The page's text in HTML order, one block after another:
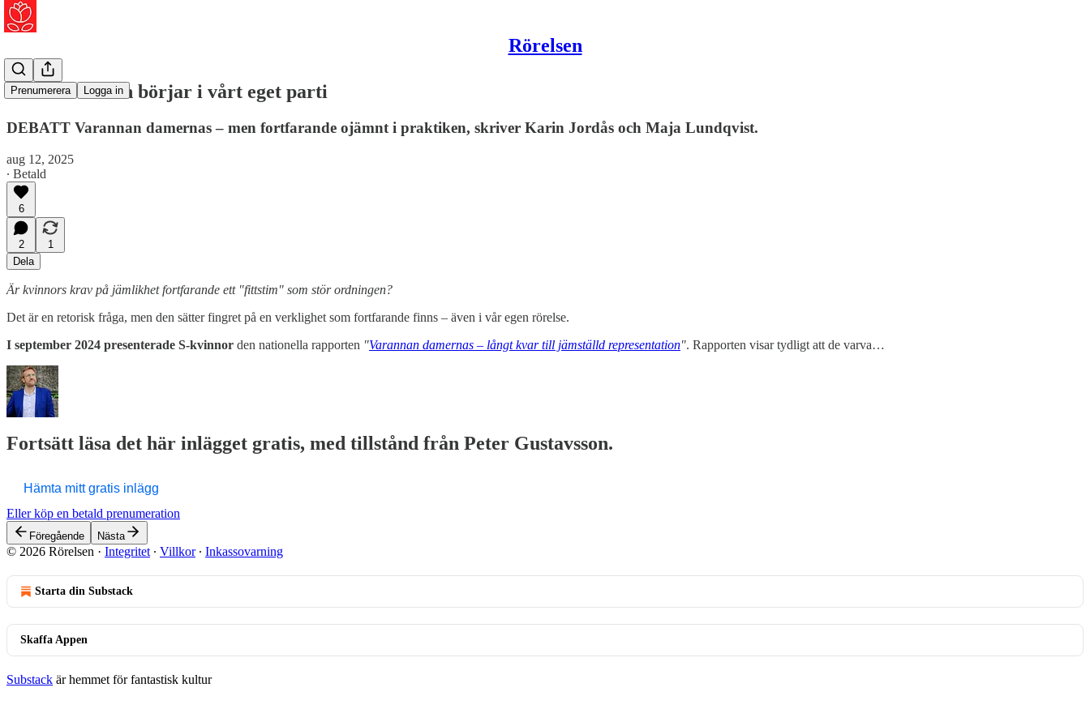
Rörelsen
Prenumerera Logga in
Jämställdheten börjar i vårt eget parti
DEBATT Varannan damernas – men fortfarande ojämnt i praktiken, skriver Karin Jordås och Maja Lundqvist.
aug 12, 2025
∙ Betald
6
2
1
Dela
Är kvinnors krav på jämlikhet fortfarande ett "fittstim" som stör ordningen?
Det är en retorisk fråga, men den sätter fingret på en verklighet som fortfarande finns – även i vår egen rörelse.
I september 2024 presenterade S-kvinnor den nationella rapporten "Varannan damernas – långt kvar till jämställd representation". Rapporten visar tydligt att de varva…
Fortsätt läsa det här inlägget gratis, med tillstånd från Peter Gustavsson.
Hämta mitt gratis inlägg
Eller köp en betald prenumeration
Föregående Nästa
© 2026 Rörelsen · Integritet ∙ Villkor∙ Inkassovarning
Starta din Substack
Skaffa Appen
Substack är hemmet för fantastisk kultur